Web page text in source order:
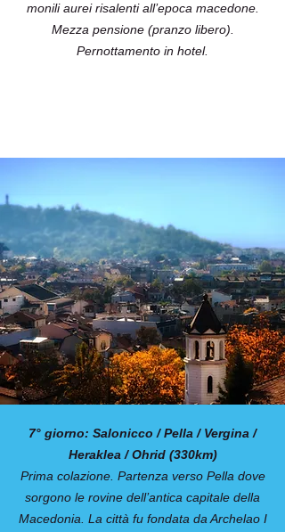
monili aurei risalenti all’epoca macedone.
Mezza pensione (pranzo libero).
Pernottamento in hotel.
7° giorno: Salonicco / Pella / Vergina /
Heraklea / Ohrid (330km)
Prima colazione. Partenza verso Pella dove
sorgono le rovine dell’antica capitale della
Macedonia. La città fu fondata da Archelao I